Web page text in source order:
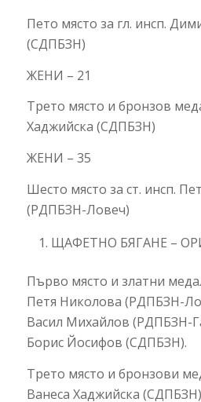
Пето място за гл. инсп.
(СДПБЗН)
ЖЕНИ – 21
Трето място и бронзов
Хаджийска (СДПБЗН)
ЖЕНИ – 35
Шесто място за ст. инсп.
(РДПБЗН-Ловеч)
ЩАФЕТНО БЯГАНЕ –
Първо място и златни
Петя Николова (РДПБЗН-
Васил Михайлов (РДПБЗН-
Борис Йосифов (СДПБЗН).
Трето място и бронзови
Ванеса Хаджийска